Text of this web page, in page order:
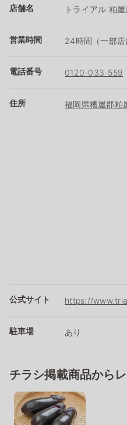
店舗名 トライアル 粕
営業時間 24時間（一部店
電話番号 0120-033-559
住所 福岡県糟屋郡粕
公式サイト https://
駐車場 あり
チラシ掲載商品から